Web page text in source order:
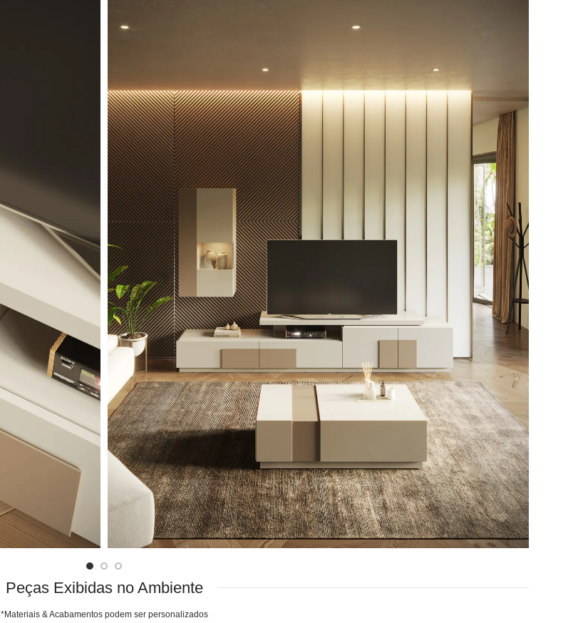
Peças Exibidas no Ambiente
*Materiais & Acabamentos podem ser personalizados